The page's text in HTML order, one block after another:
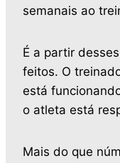
semanais ao
É a partir
feitos. O
está
o atleta está
Mais do que